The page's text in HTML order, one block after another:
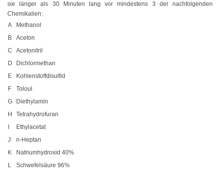
Blau
Edelstahlbinder
Edelstahlbinder 304 SS
Edelstahlbinder 316 SS
Edelstahlbinder mit Beschichtung
Edelstahlbinder mit Leiterverschluss
sie länger als 30 Minuten lang vor mindestens 3 der nachfolgenden
Chemikalien:
A
Methanol
B
Aceton
C
Acetonitril
D
Dichlormethan
E
Kohlenstoffdisulfid
F
Toloul
G
Diethylamin
H
Tetrahydrofuran
I
Ethylacetat
J
n-Heptan
K
Natriumhydroxid 40%
L
Schwefelsäure 96%